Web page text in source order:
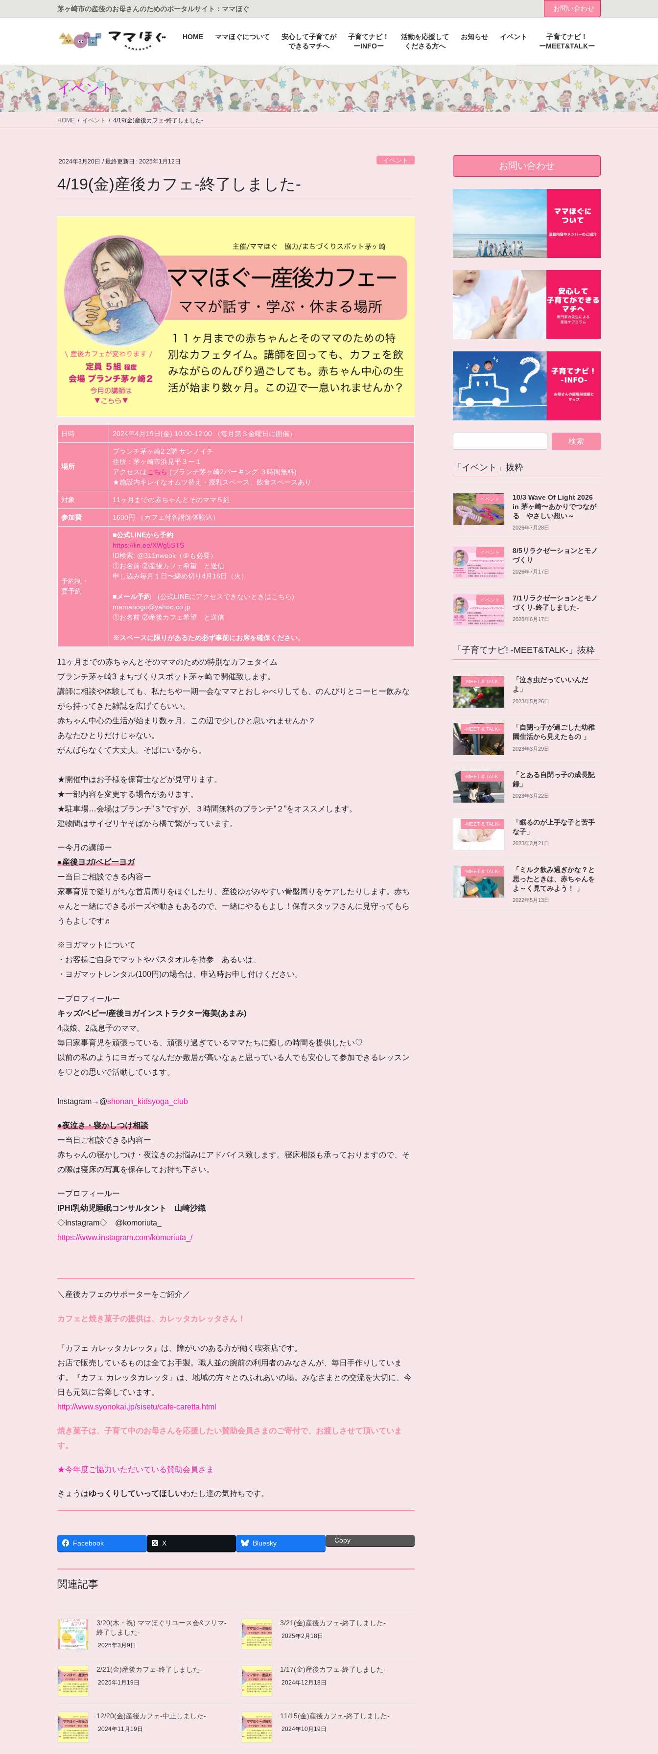
ン
に
移
動
ビ
ョ
ン
に
移
動
茅ヶ崎市の産後のお母さんのためのポータルサイト：ママほぐ お問い合わせ
HOME ママほぐについて
安心して子育てが
できるマチへ
子育てナビ！
ーINFOー
活動を応援して
くださる方へ
お知らせ イベント
子育てナビ！
ーMEET&TALKー
イベント
HOME イベント 4/19(金)産後カフェ-終了しました-
2024年3月20日 / 最終更新日 : 2025年1月12日 イベント
4/19(金)産後カフェ-終了しました-
日時 2024年4月19日(金) 10:00-12:00 （毎月第３金曜日に開催）
場所
ブランチ茅ヶ崎2 2階 サンノイチ
住所：茅ヶ崎市浜見平３ー１
アクセスは こちら (ブランチ茅ヶ崎2パーキング ３時間無料)
★施設内キレイなオムツ替え・授乳スペース、飲食スペースあり
対象 11ヶ月までの赤ちゃんとそのママ５組
参加費 1600円 （カフェ付各講師体験込）
予約制・
要予約
■公式LINEから予約
https://lin.ee/XWg5STS
ID検索: @311nweok（＠も必要）
①お名前 ②産後カフェ希望 と送信
申し込み毎月１日〜締め切り4月16日（火）
■メール予約 (公式LINEにアクセスできないときはこちら)
mamahogu@yahoo.co.jp
①お名前 ②産後カフェ希望 と送信
※スペースに限りがあるため必ず事前にお席を確保ください。
11ヶ月までの赤ちゃんとそのママのための特別なカフェタイム
ブランチ茅ヶ崎3 まちづくりスポット茅ヶ崎で開催致します。
講師に相談や体験しても、私たちや一期一会なママとおしゃべりしても、のんびりとコーヒー飲みな
がら持ってきた雑誌を広げてもいい。
赤ちゃん中心の生活が始まり数ヶ月。この辺で少しひと息いれませんか？
あなたひとりだけじゃない。
がんばらなくて大丈夫。そばにいるから。
★開催中はお子様を保育士などが見守ります。
★一部内容を変更する場合があります。
★駐車場…会場はブランチ”３”ですが、３時間無料のブランチ”２”をオススメします。
建物間はサイゼリヤそばから橋で繋がっています。
ー今月の講師ー
●産後ヨガ/ベビーヨガ
ー当日ご相談できる内容ー
家事育児で凝りがちな首肩周りをほぐしたり、産後ゆがみやすい骨盤周りをケアしたりします。赤ち
ゃんと一緒にできるポーズや動きもあるので、一緒にやるもよし！保育スタッフさんに見守ってもら
うもよしです♬
※ヨガマットについて
・お客様ご自身でマットやバスタオルを持参 あるいは、
・ヨガマットレンタル(100円)の場合は、申込時お申し付けください。
ープロフィールー
キッズ/ベビー/産後ヨガインストラクター海美(あまみ)
4歳娘、2歳息子のママ。
毎日家事育児を頑張っている、頑張り過ぎているママたちに癒しの時間を提供したい♡
以前の私のようにヨガってなんだか敷居が高いなぁと思っている人でも安心して参加できるレッスン
を♡との思いで活動しています。
Instagram→@shonan_kidsyoga_club
●夜泣き・寝かしつけ相談
ー当日ご相談できる内容ー
赤ちゃんの寝かしつけ・夜泣きのお悩みにアドバイス致します。寝床相談も承っておりますので、そ
の際は寝床の写真を保存してお持ち下さい。
ープロフィールー
IPHI乳幼児睡眠コンサルタント 山崎沙織
◇Instagram◇ @komoriuta_
https://www.instagram.com/komoriuta_/
＼産後カフェのサポーターをご紹介／
カフェと焼き菓子の提供は、カレッタカレッタさん！
『カフェ カレッタカレッタ』は、障がいのある方が働く喫茶店です。
お店で販売しているものは全てお手製。職人並の腕前の利用者のみなさんが、毎日手作りしていま
す。『カフェ カレッタカレッタ』は、地域の方々とのふれあいの場。みなさまとの交流を大切に、今
日も元気に営業しています。
http://www.syonokai.jp/sisetu/cafe-caretta.html
焼き菓子は、子育て中のお母さんを応援したい賛助会員さまのご寄付で、お渡しさせて頂いていま
す。
★今年度ご協力いただいている賛助会員さま
きょうはゆっくりしていってほしいわたし達の気持ちです。
Facebook X Bluesky Copy
関連記事
3/20(木・祝) ママほぐリユース会&フリマ-
終了しました-
2025年3月9日
3/21(金)産後カフェ-終了しました-
2025年2月18日
2/21(金)産後カフェ-終了しました-
2025年1月19日
1/17(金)産後カフェ-終了しました-
2024年12月18日
12/20(金)産後カフェ-中止しました-
2024年11月19日
11/15(金)産後カフェ-終了しました-
2024年10月19日
お問い合わせ
「イベント」抜粋
イベント
10/3 Wave Of Light 2026
in 茅ヶ崎〜あかりでつなが
る やさしい想い～
2026年7月28日
イベント
8/5リラクゼーションとモノ
づくり
2026年7月17日
イベント
7/1リラクゼーションとモノ
づくり-終了しました-
2026年6月17日
「子育てナビ! -MEET&TALK-」抜粋
-MEET & TALK-
「泣き虫だっていいんだ
よ」
2023年5月26日
-MEET & TALK-
「自閉っ子が過ごした幼稚
園生活から見えたもの 」
2023年3月29日
-MEET & TALK-
「とある自閉っ子の成長記
録」
2023年3月22日
-MEET & TALK-
「眠るのが上手な子と苦手
な子」
2023年3月21日
-MEET & TALK-
「ミルク飲み過ぎかな？と
思ったときは、赤ちゃんを
よ～く見てみよう！ 」
2022年5月13日